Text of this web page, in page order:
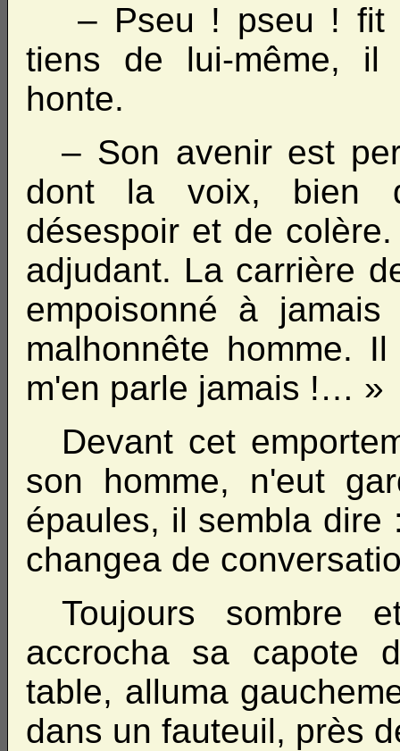
– Pseu ! pseu ! fit
tiens de lui-même, il
honte.
– Son avenir est
dont la voix, bien
désespoir et de
adjudant. La carrière
empoisonné à
malhonnête homme.
m'en parle jamais !… »
Devant cet
son homme, n'eut
épaules, il sembla
changea de
Toujours sombre
accrocha sa capote
table, alluma
dans un fauteuil, près